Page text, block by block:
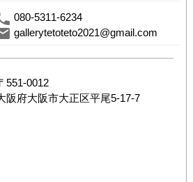
080-5311-6234
gallerytetoteto2021@gmail.com
551-0012
阪府大阪市大正区平尾5-17-7